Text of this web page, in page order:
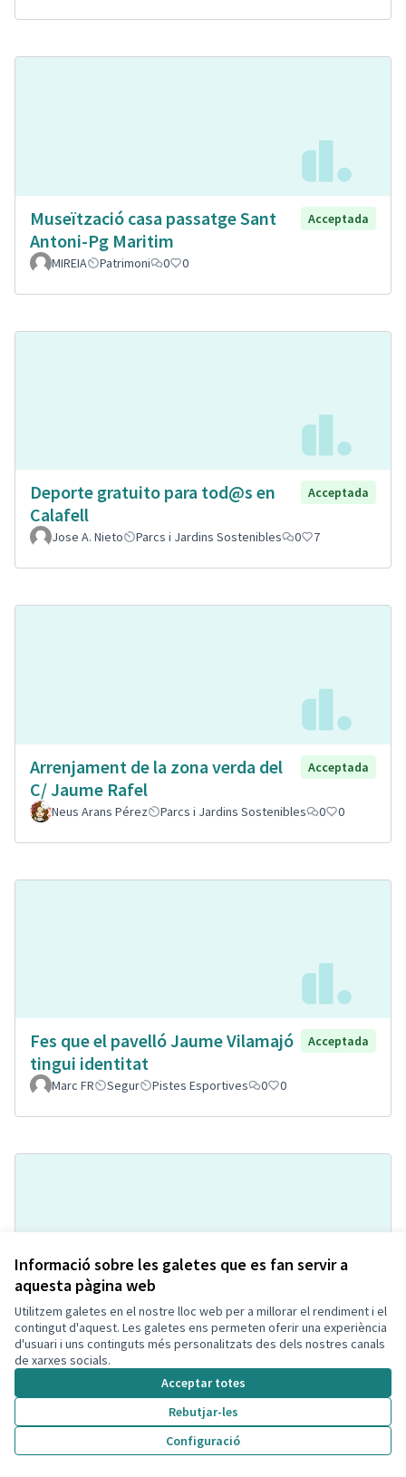
Informació sobre les galetes que es fan servir a
aquesta pàgina web
Utilitzem galetes en el nostre lloc web per a millorar el rendiment i el
contingut d'aquest. Les galetes ens permeten oferir una experiència
d'usuari i uns continguts més personalitzats des dels nostres canals
de xarxes socials.
Acceptar totes
Rebutjar-les
Configuració
Museïtzació casa passatge Sant
Antoni-Pg Maritim
Acceptada
MIREIA Patrimoni 0 0
Deporte gratuito para tod@s en
Calafell
Acceptada
Jose A. Nieto Parcs i Jardins Sostenibles 0 7
Arrenjament de la zona verda del
C/ Jaume Rafel
Acceptada
Neus Arans Pérez Parcs i Jardins Sostenibles 0 0
Fes que el pavelló Jaume Vilamajó
tingui identitat
Acceptada
Marc FR Segur Pistes Esportives 0 0
Pipi-can a la Bòbila de Calafell
Acceptada
Montse Hill
Espai per mascotes 0 2